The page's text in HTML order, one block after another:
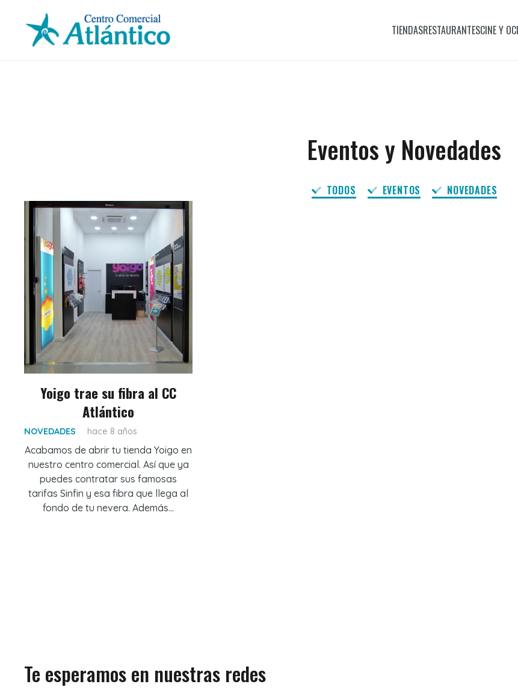
TIENDASRESTAURANTESCINE Y
Eventos y Novedades
TODOS EVENTOS NOVEDADES
Yoigo trae su fibra al CC
Atlántico
NOVEDADES hace 8 años
Acabamos de abrir tu tienda Yoigo en
nuestro centro comercial. Así que ya
puedes contratar sus famosas
tarifas Sinfin y esa fibra que llega al
fondo de tu nevera. Además…
Te esperamos en nuestras redes